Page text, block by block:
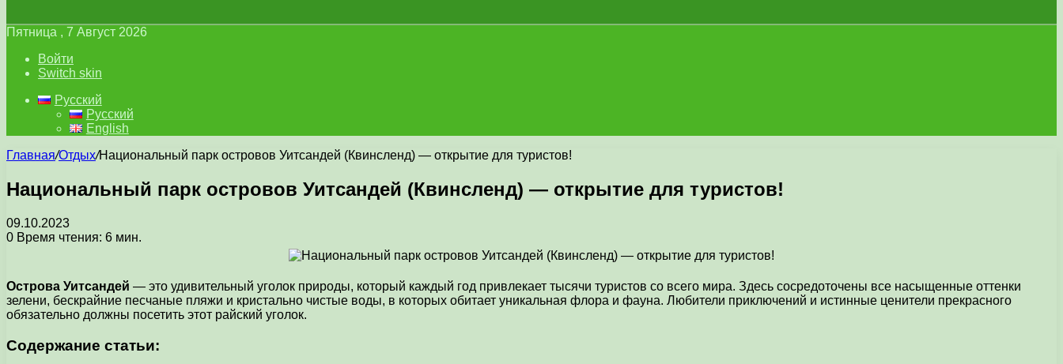
Пятница , 7 Август 2026
Войти
Switch skin
Русский
Русский
English
Главная/Отдых/Национальный парк островов Уитсандей (Квинсленд) — открытие для туристов!
Национальный парк островов Уитсандей (Квинсленд) — открытие для туристов!
09.10.2023
0 Время чтения: 6 мин.
Острова Уитсандей — это удивительный уголок природы, который каждый год привлекает тысячи туристов со всего мира. Здесь сосредоточены все насыщенные оттенки
зелени, бескрайние песчаные пляжи и кристально чистые воды, в которых обитает уникальная флора и фауна. Любители приключений и истинные ценители прекрасного
обязательно должны посетить этот райский уголок.
Содержание статьи: